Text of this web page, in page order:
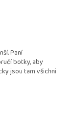
Paní
botky, aby
jsou tam všichni